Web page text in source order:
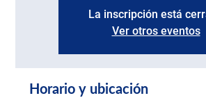
La inscripción está
Ver otros eventos
Horario y ubicación